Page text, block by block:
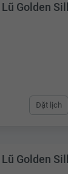
Golden
Đặt lịch
Golden